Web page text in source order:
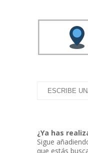
¿Ya has
Sigue
que estás